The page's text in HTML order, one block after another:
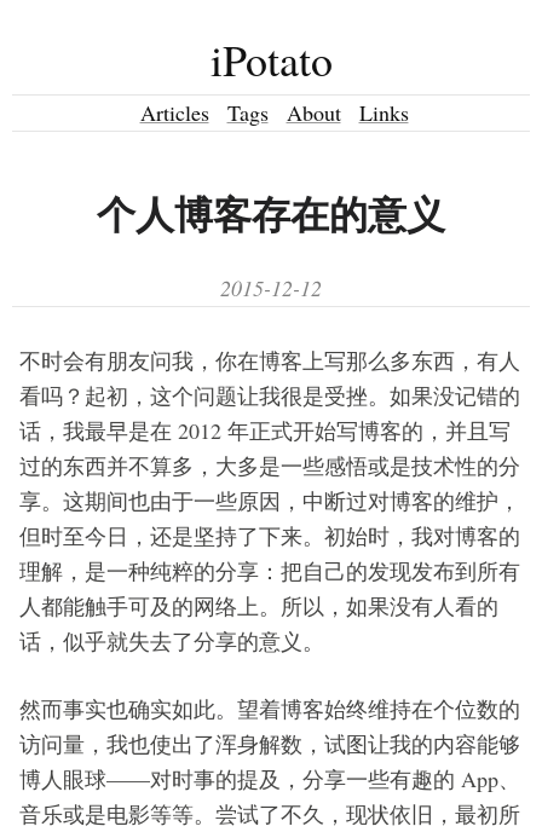
iPotato
Articles Tags About Links
个人博客存在的意义
2015-12-12
不时会有朋友问我，你在博客上写那么多东西，有人
看吗？起初，这个问题让我很是受挫。如果没记错的
话，我最早是在 2012 年正式开始写博客的，并且写
过的东西并不算多，大多是一些感悟或是技术性的分
享。这期间也由于一些原因，中断过对博客的维护，
但时至今日，还是坚持了下来。初始时，我对博客的
理解，是一种纯粹的分享：把自己的发现发布到所有
人都能触手可及的网络上。所以，如果没有人看的
话，似乎就失去了分享的意义。
然而事实也确实如此。望着博客始终维持在个位数的
访问量，我也使出了浑身解数，试图让我的内容能够
博人眼球——对时事的提及，分享一些有趣的 App、
音乐或是电影等等。尝试了不久，现状依旧，最初所